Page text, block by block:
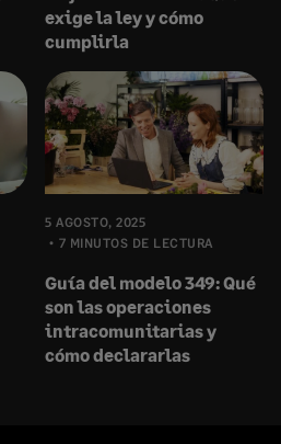
exige la ley y cómo
cumplirla
5 AGOSTO, 2025
7 MINUTOS DE LECTURA
Guía del modelo 349: Qué
son las operaciones
intracomunitarias y
cómo declararlas